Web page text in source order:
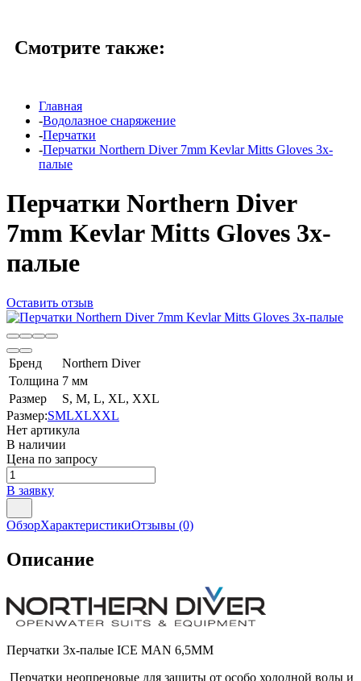
Смотрите также:
Главная
-Водолазное снаряжение
-Перчатки
-Перчатки Northern Diver 7mm Kevlar Mitts Gloves 3х-
палые
Перчатки Northern Diver
7mm Kevlar Mitts Gloves 3х-
палые
Оставить отзыв
Бренд
Northern Diver
Толщина 7 мм
Размер
S, M, L, XL, XXL
Размер:SMLXLXXL
Нет артикула
В наличии
Цена по запросу
В заявку
ОбзорХарактеристикиОтзывы (0)
Описание
Перчатки 3х-палые ICE MAN 6,5MM
Перчатки неопреновые для защиты от особо холодной воды и